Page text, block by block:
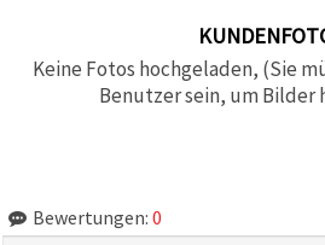
Keine Fotos hochgeladen, (Sie
Benutzer sein, um Bilder
Bewertungen: 0